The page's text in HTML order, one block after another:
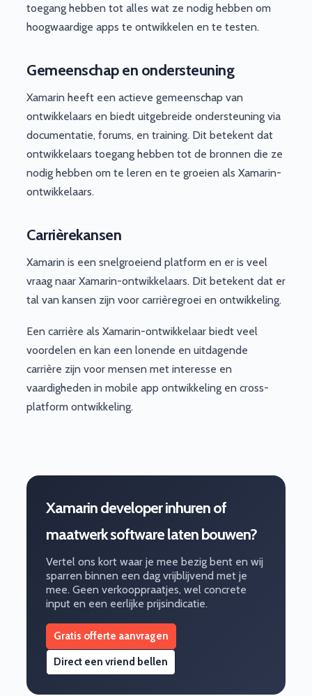
toegang hebben tot alles wat ze nodig hebben om
hoogwaardige apps te ontwikkelen en te testen.
Gemeenschap en ondersteuning
Xamarin heeft een actieve gemeenschap van
ontwikkelaars en biedt uitgebreide ondersteuning via
documentatie, forums, en training. Dit betekent dat
ontwikkelaars toegang hebben tot de bronnen die ze
nodig hebben om te leren en te groeien als Xamarin-
ontwikkelaars.
Carrièrekansen
Xamarin is een snelgroeiend platform en er is veel
vraag naar Xamarin-ontwikkelaars. Dit betekent dat er
tal van kansen zijn voor carrièregroei en ontwikkeling.
Een carrière als Xamarin-ontwikkelaar biedt veel
voordelen en kan een lonende en uitdagende
carrière zijn voor mensen met interesse en
vaardigheden in mobile app ontwikkeling en cross-
platform ontwikkeling.
Xamarin developer inhuren of
maatwerk software laten bouwen?
Vertel ons kort waar je mee bezig bent en wij
sparren binnen een dag vrijblijvend met je
mee. Geen verkooppraatjes, wel concrete
input en een eerlijke prijsindicatie.
Gratis offerte aanvragen
Direct een vriend bellen